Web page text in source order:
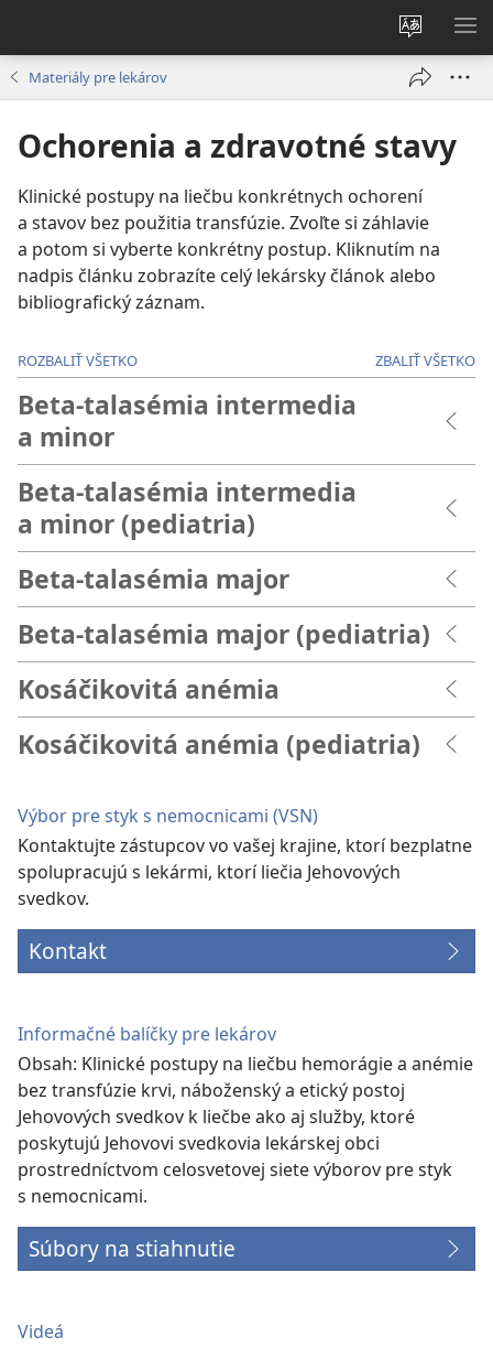
Zmeniť
jazyk
stránky
Materiály pre lekárov
Ochorenia a zdravotné stavy
Klinické postupy na liečbu konkrétnych ochorení
a stavov bez použitia transfúzie. Zvoľte si záhlavie
a potom si vyberte konkrétny postup. Kliknutím na
nadpis článku zobrazíte celý lekársky článok alebo
bibliografický záznam.
ROZBALIŤ VŠETKO ZBALIŤ VŠETKO
Beta-talasémia intermedia
a minor
Beta-talasémia intermedia
a minor (pediatria)
Beta-talasémia major
Beta-talasémia major (pediatria)
Kosáčikovitá anémia
Kosáčikovitá anémia (pediatria)
Výbor pre styk s nemocnicami (VSN)
Kontaktujte zástupcov vo vašej krajine, ktorí bezplatne
spolupracujú s lekármi, ktorí liečia Jehovových
svedkov.
Kontakt
Informačné balíčky pre lekárov
Obsah: Klinické postupy na liečbu hemorágie a anémie
bez transfúzie krvi, náboženský a etický postoj
Jehovových svedkov k liečbe ako aj služby, ktoré
poskytujú Jehovovi svedkovia lekárskej obci
prostredníctvom celosvetovej siete výborov pre styk
s nemocnicami.
Súbory na stiahnutie
Videá